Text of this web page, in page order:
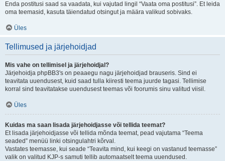
Enda postitusi saad sa vaadata, kui vajutad lingil “Vaata oma postitusi”. Et leida
oma teemasid, kasuta täiendatud otsingut ja määra valikud sobivaks.
Üles
Tellimused ja järjehoidjad
Mis vahe on tellimisel ja järjehoidjal?
Järjehoidja phpBB3's on peaaegu nagu järjehoidjad brauseris. Sind ei
teavitata uuendusest, kuid saad tulla kiiresti teema juurde tagasi. Tellimise
korral sind teavitatakse uuendusest teemas või foorumis sinu valitud viisil.
Üles
Kuidas ma saan lisada järjehoidjasse või tellida teemat?
Et lisada järjehoidjasse või tellida mõnda teemat, pead vajutama “Teema
seaded” menüü linki otsingulahtri kõrval.
Vastates teemasse, kui seade “Teavita mind, kui keegi on vastanud teemasse”
valik on valitud KJP-s samuti tellib automaatselt teema uuendused.